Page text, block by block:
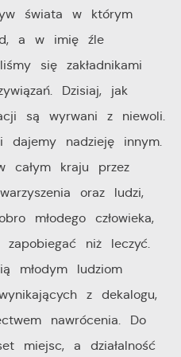
świata w którym
a w imię źle
się zakładnikami
Dzisiaj, jak
są wyrwani z niewoli.
nadzieję innym.
całym kraju przez
oraz ludzi,
młodego człowieka,
niż leczyć.
młodym ludziom
z dekalogu,
nawrócenia. Do
miejsc, a działalność